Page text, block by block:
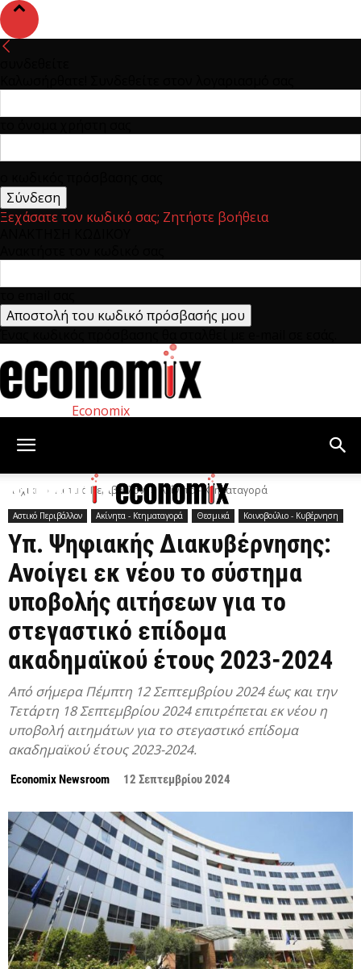
Ξεχάσατε τον κωδικό σας; Ζητήστε βοήθεια
Economix
Αρχική Αστικό Περιβάλλον Ακίνητα - Κτηματαγορά
Αστικό Περιβάλλον Ακίνητα - Κτηματαγορά Θεσμικά Κοινοβούλιο - Κυβέρνηση
Υπ. Ψηφιακής Διακυβέρνησης:
Ανοίγει εκ νέου το σύστημα
υποβολής αιτήσεων για το
στεγαστικό επίδομα
ακαδημαϊκού έτους 2023-2024
Από σήμερα Πέμπτη 12 Σεπτεμβρίου 2024 έως και την
Τετάρτη 18 Σεπτεμβρίου 2024 επιτρέπεται εκ νέου η
υποβολή αιτημάτων για το στεγαστικό επίδομα
ακαδημαϊκού έτους 2023-2024.
Economix Newsroom 12 Σεπτεμβρίου 2024